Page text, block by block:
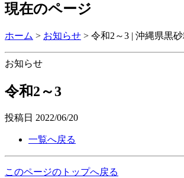
現在のページ
ホーム > お知らせ > 令和2～3 | 沖縄県黒
お知らせ
令和2～3
投稿日 2022/06/20
一覧へ戻る
このページのトップへ戻る